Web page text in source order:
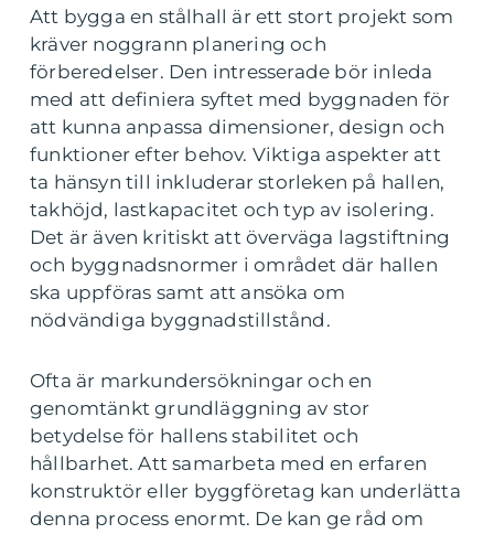
Att bygga en stålhall är ett stort projekt som
kräver noggrann planering och
förberedelser. Den intresserade bör inleda
med att definiera syftet med byggnaden för
att kunna anpassa dimensioner, design och
funktioner efter behov. Viktiga aspekter att
ta hänsyn till inkluderar storleken på hallen,
takhöjd, lastkapacitet och typ av isolering.
Det är även kritiskt att överväga lagstiftning
och byggnadsnormer i området där hallen
ska uppföras samt att ansöka om
nödvändiga byggnadstillstånd.
Ofta är markundersökningar och en
genomtänkt grundläggning av stor
betydelse för hallens stabilitet och
hållbarhet. Att samarbeta med en erfaren
konstruktör eller byggföretag kan underlätta
denna process enormt. De kan ge råd om